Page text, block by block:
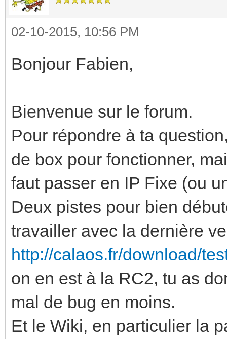
02-10-2015, 10:56 PM
Bonjour Fabien,
Bienvenue sur le forum.
Pour répondre à ta
de box pour fonctionner,
faut passer en IP Fixe (ou
Deux pistes pour bien
travailler avec la dernière
http://calaos.fr/download/
on en est à la RC2, tu as
mal de bug en moins.
Et le Wiki, en particulier la